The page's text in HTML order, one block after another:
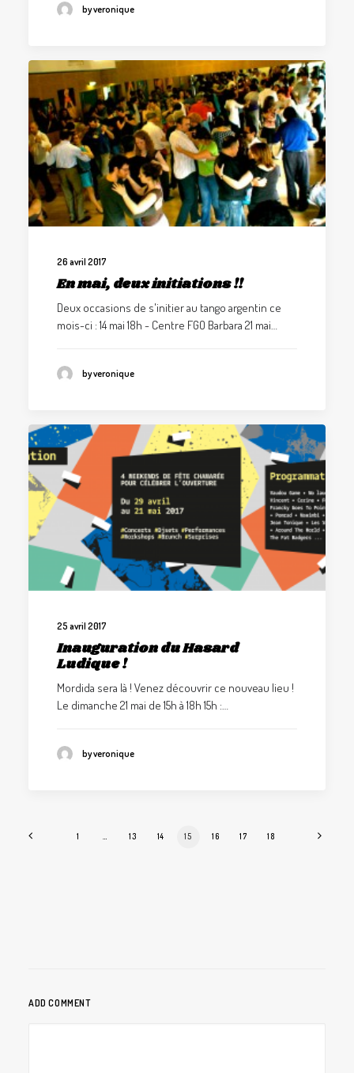
by veronique
26 avril 2017
En mai, deux initiations !!
Deux occasions de s'initier au tango argentin ce
mois-ci : 14 mai 18h - Centre FGO Barbara 21 mai…
by veronique
25 avril 2017
Inauguration du Hasard
Ludique !
Mordida sera là ! Venez découvrir ce nouveau lieu !
Le dimanche 21 mai de 15h à 18h 15h :…
by veronique
1 13 14 15 16 17 18
ADD COMMENT